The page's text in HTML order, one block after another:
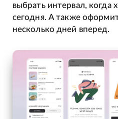
выбрать интервал, когда
сегодня. А также
несколько дней вперед.